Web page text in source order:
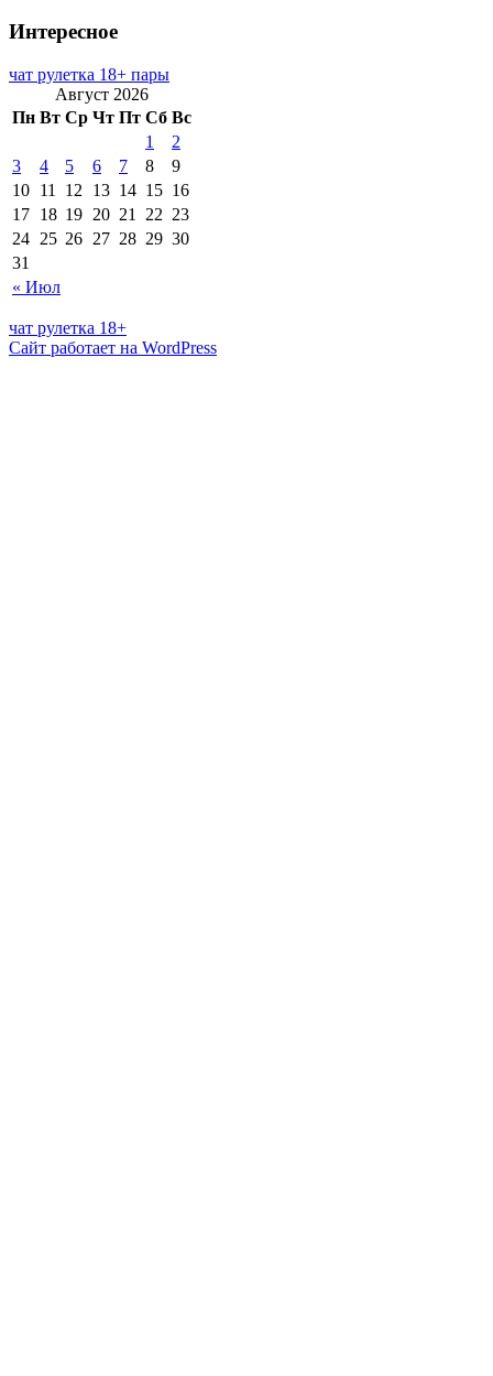
Интересное
чат рулетка 18+ пары
Август 2026
Пн Вт Ср Чт Пт Сб Вс
« Июл
1
2
3
4 5 6 7 8
9
10 11 12 13 14 15 16
17 18 19 20 21 22 23
24 25 26 27 28 29 30
31
чат рулетка 18+
Сайт работает на WordPress